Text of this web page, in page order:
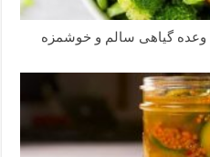
وعده گیاهی سالم و خوشمزه